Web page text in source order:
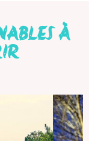
À